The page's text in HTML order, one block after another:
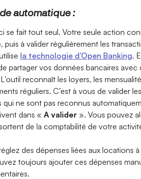
automatique :
se fait tout seul. Votre seule action
puis à valider régulièrement les
la technologie d’Open Banking.
partager vos données bancaires
reconnaît les loyers, les
réguliers. C’est à vous de valider
qui ne sont pas reconnus
dans « A valider ». Vous pouvez
sortent de la comptabilité de votre
des dépenses liées aux locations
toujours ajouter ces dépenses